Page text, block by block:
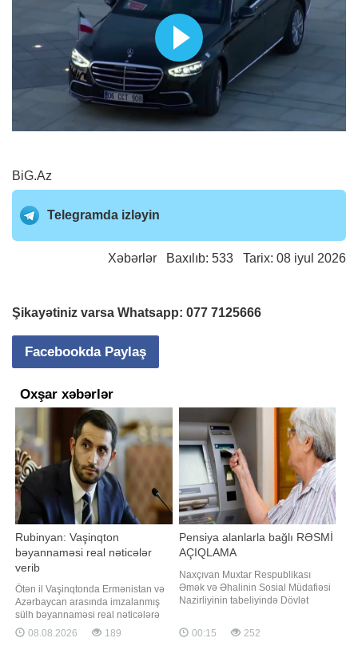
BiG.Az
Telegramda izləyin
Xəbərlər Baxılıb: 533 Tarix: 08 iyul 2026
Şikayətiniz varsa Whatsapp: 077 7125666
Facebookda Paylaş
Oxşar xəbərlər
Rubinyan: Vaşinqton
bəyannaməsi real nəticələr
verib
Ötən il Vaşinqtonda Ermənistan və
Azərbaycan arasında imzalanmış
sülh bəyannaməsi real nəticələrə
gətirib çıxarıb. "Report" xəbər verir
ki, bu barədə Ermənistan
08.08.2026 189
Pensiya alanlarla bağlı RƏSMİ
AÇIQLAMA
Naxçıvan Muxtar Respublikası
Əmək və Əhalinin Sosial Müdafiəsi
Nazirliyinin tabeliyində Dövlət
avqust ayının pensiya ödənişi başa
çatdırılıb. Bu barədə -a nazirliyin
00:15 252